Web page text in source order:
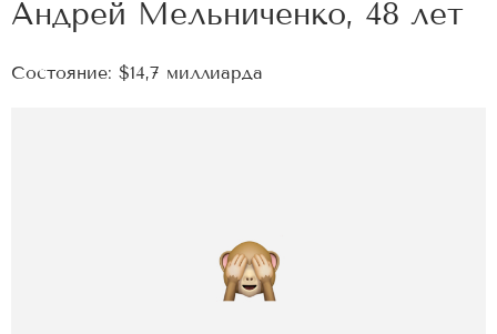
Андрей Мельниченко, 48 лет
Состояние: $14,7 миллиарда